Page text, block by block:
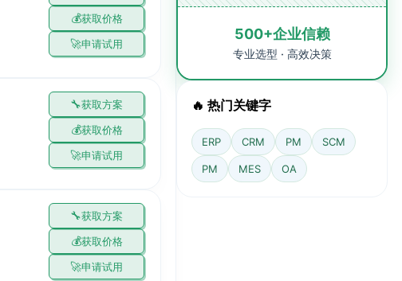
获取价格
申请试用
获取方案
获取价格
申请试用
获取方案
获取价格
申请试用
500+企业信赖
专业选型 · 高效决策
🔥 热门关键字
ERP CRM PM SCM
PM MES OA